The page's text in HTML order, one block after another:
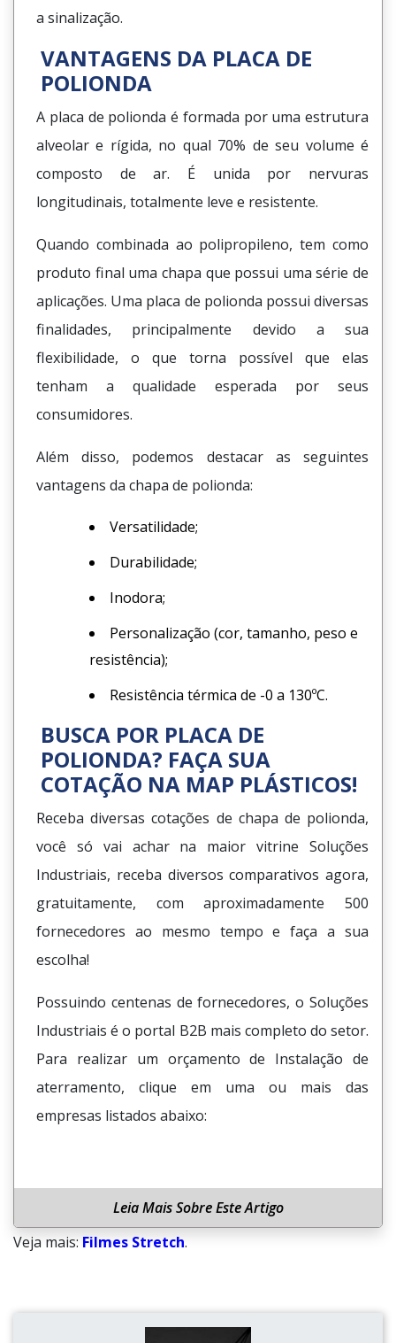
a sinalização.
VANTAGENS DA PLACA DE
POLIONDA
A placa de polionda é formada por uma estrutura
alveolar e rígida, no qual 70% de seu volume é
composto de ar. É unida por nervuras
longitudinais, totalmente leve e resistente.
Quando combinada ao polipropileno, tem como
produto final uma chapa que possui uma série de
aplicações. Uma placa de polionda possui diversas
finalidades, principalmente devido a sua
flexibilidade, o que torna possível que elas
tenham a qualidade esperada por seus
consumidores.
Além disso, podemos destacar as seguintes
vantagens da chapa de polionda:
Versatilidade;
Durabilidade;
Inodora;
Personalização (cor, tamanho, peso e
resistência);
Resistência térmica de -0 a 130ºC.
BUSCA POR PLACA DE
POLIONDA? FAÇA SUA
COTAÇÃO NA MAP PLÁSTICOS!
Receba diversas cotações de chapa de polionda,
você só vai achar na maior vitrine Soluções
Industriais, receba diversos comparativos agora,
gratuitamente, com aproximadamente 500
fornecedores ao mesmo tempo e faça a sua
escolha!
Possuindo centenas de fornecedores, o Soluções
Industriais é o portal B2B mais completo do setor.
Para realizar um orçamento de Instalação de
aterramento, clique em uma ou mais das
empresas listados abaixo:
Leia Mais Sobre Este Artigo
Veja mais: Filmes Stretch.